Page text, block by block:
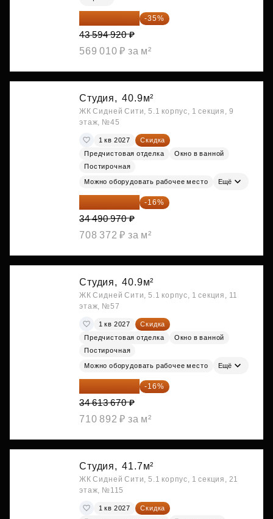
28 336 698 ₽ -35%
43 594 920 ₽
569 010 ₽ за м²
Студия, 40.9м²
ЖК Сидней Сити, 5.1 корпус, 1 секция, 9
этаж, №45
1 кв 2027
Скидка
Предчистовая отделка
Окно в ванной
Постирочная
Можно оборудовать рабочее место Ещё
28 972 415 ₽ -16%
34 490 970 ₽
708 372 ₽ за м²
Студия, 40.9м²
ЖК Сидней Сити, 5.1 корпус, 1 секция, 11
этаж, №57
1 кв 2027
Скидка
Предчистовая отделка
Окно в ванной
Постирочная
Можно оборудовать рабочее место Ещё
29 075 483 ₽ -16%
34 613 670 ₽
710 892 ₽ за м²
Студия, 41.7м²
ЖК Сидней Сити, 5.1 корпус, 1 секция, 21
этаж, №115
1 кв 2027
Скидка